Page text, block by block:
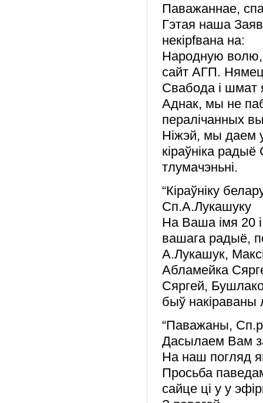
Паважаннае,
Гэтая наша
некірfвана на:
Народную
сайт АГП.
Свабода і шмат
Аднак, мы не
пералічанных
Ніжэй, мы даем
кіраўніка
тлумачэньні.
“Кіраўніку
Сп.А.Лукашуку
На Ваша імя 20
вашага радыё,
А.Лукашук,
Абламейка
Сяргей,
быў накіраваны
“Паважаны,
Дасылаем Вам
На наш погляд
Просьба
сайце ці у у